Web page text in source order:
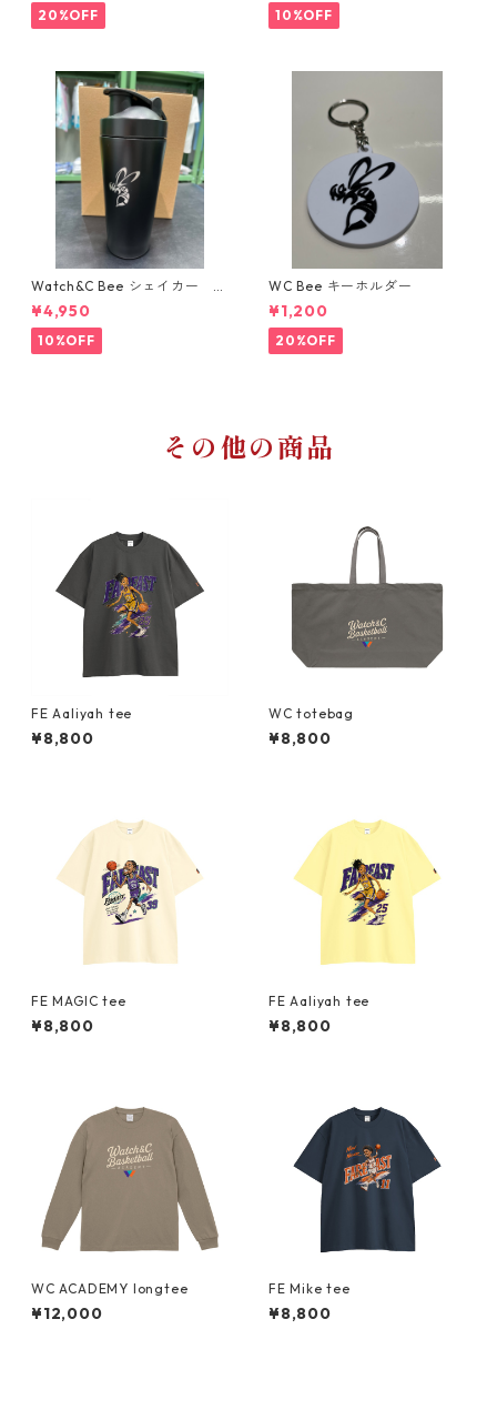
20%OFF 10%OFF
Watch&C Bee シェイカー W
eb限定10点‼️
¥4,950
10%OFF
WC Bee キーホルダー
¥1,200
20%OFF
その他の商品
FE Aaliyah tee
¥8,800
WC totebag
¥8,800
FE MAGIC tee
¥8,800
FE Aaliyah tee
¥8,800
WC ACADEMY longtee
¥12,000
FE Mike tee
¥8,800